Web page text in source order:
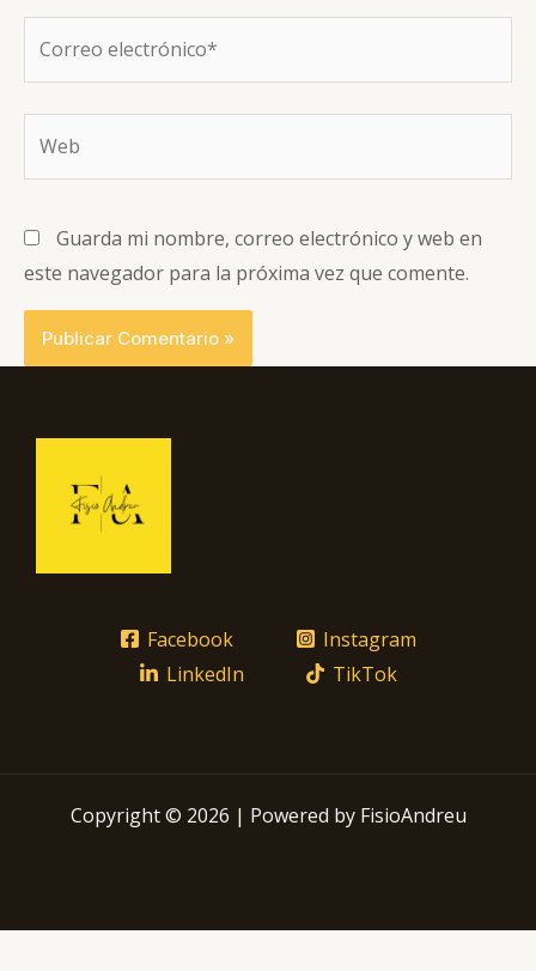
Guarda mi nombre, correo electrónico y web en
este navegador para la próxima vez que comente.
Facebook
Instagram
LinkedIn
TikTok
Copyright © 2026 | Powered by FisioAndreu